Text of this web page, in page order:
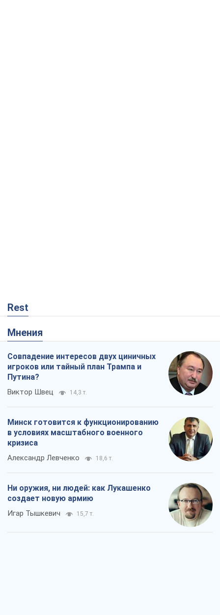
Rest
Мнения
Совпадение интересов двух циничных
игроков или тайный план Трампа и
Путина?
Виктор Швец 14,3 т.
Минск готовится к функционированию
в условиях масштабного военного
кризиса
Александр Левченко 18,6 т.
Ни оружия, ни людей: как Лукашенко
создает новую армию
Игар Тышкевич 15,7 т.